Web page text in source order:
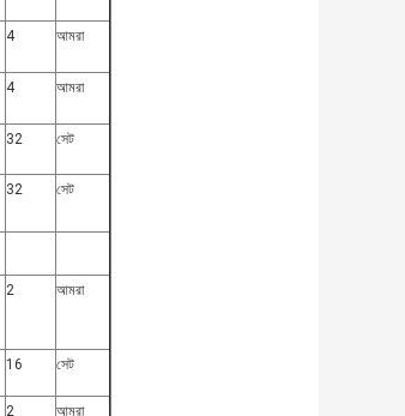
4 আমরা
4 আমরা
32 সেট
32 সেট
2 আমরা
16 সেট
2 আমরা